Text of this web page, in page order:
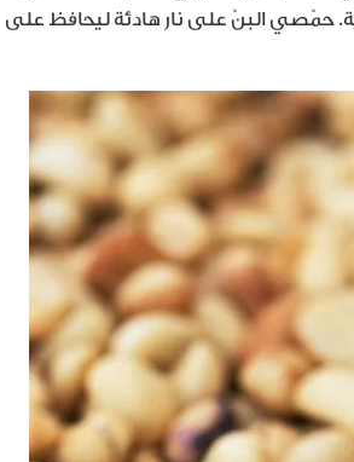
حمّصي البنّ على نار هادئة ليحافظ على